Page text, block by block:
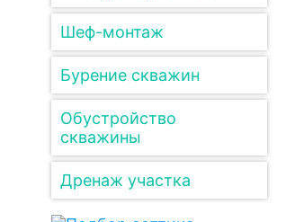
Шеф-монтаж
Бурение скважин
Обустройство
скважины
Дренаж участка